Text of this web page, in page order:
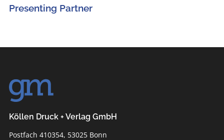
Presenting Partner
Köllen Druck + Verlag GmbH
Postfach 410354, 53025 Bonn